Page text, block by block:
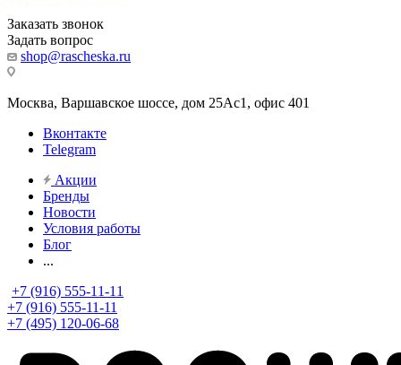
Заказать звонок
Задать вопрос
shop@rascheska.ru
Москва, Варшавское шоссе, дом 25Аc1, офис 401
Вконтакте
Telegram
Акции
Бренды
Новости
Условия работы
Блог
...
+7 (916) 555-11-11
+7 (916) 555-11-11
+7 (495) 120-06-68